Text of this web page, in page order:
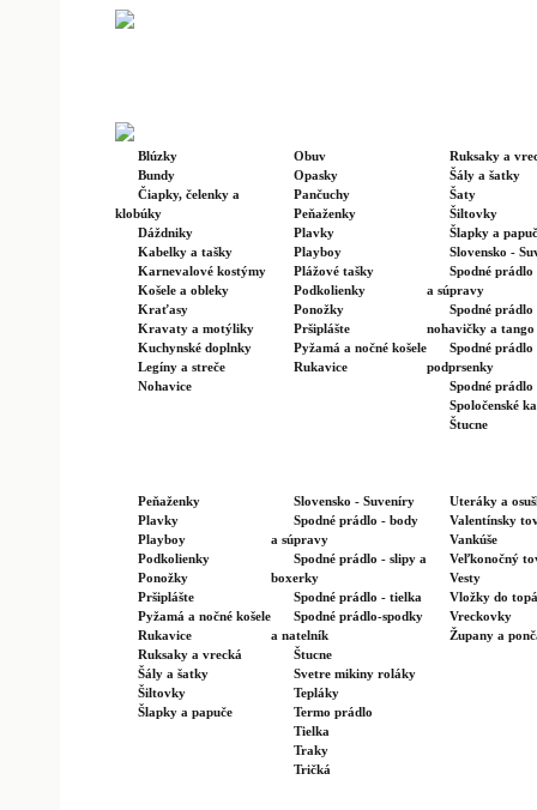
Blúzky
Bundy
Čiapky, čelenky a
klobúky
Dáždniky
Kabelky a tašky
Karnevalové kostýmy
Košele a obleky
Kraťasy
Kravaty a motýliky
Kuchynské doplnky
Legíny a streče
Nohavice
Obuv
Opasky
Pančuchy
Peňaženky
Plavky
Playboy
Plážové tašky
Podkolienky
Ponožky
Pršiplášte
Pyžamá a nočné košele
Rukavice
Ruksaky a
Šály a šatky
Šaty
Šiltovky
Šlapky a
Slovensko -
Spodné prádlo
a súpravy
Spodné prádlo
nohavičky a tango
Spodné prádlo
podprsenky
Spodné
Spoločenské
Štucne
Peňaženky
Plavky
Playboy
Podkolienky
Ponožky
Pršiplášte
Pyžamá a nočné košele
Rukavice
Ruksaky a vrecká
Šály a šatky
Šiltovky
Šlapky a papuče
Slovensko - Suveníry
Spodné prádlo - body
a súpravy
Spodné prádlo - slipy a
boxerky
Spodné prádlo - tielka
Spodné prádlo-spodky
a natelník
Štucne
Svetre mikiny roláky
Tepláky
Termo prádlo
Tielka
Traky
Tričká
Uteráky a
Valentínsky
Vankúše
Veľkonočný
Vesty
Vložky do
Vreckovky
Župany a